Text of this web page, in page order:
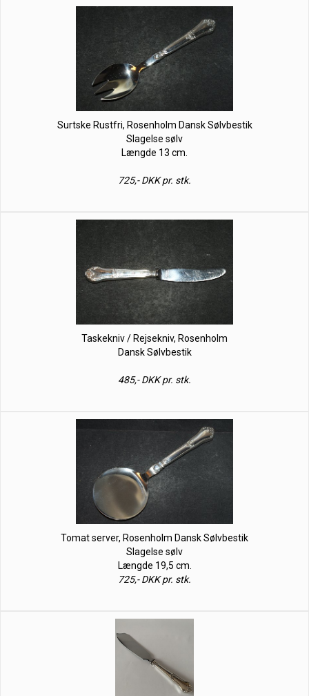
Surtske Rustfri, Rosenholm Dansk Sølvbestik
Slagelse sølv
Længde 13 cm.
725,- DKK pr. stk.
Taskekniv / Rejsekniv, Rosenholm
Dansk Sølvbestik
485,- DKK pr. stk.
Tomat server, Rosenholm Dansk Sølvbestik
Slagelse sølv
Længde 19,5 cm.
725,- DKK pr. stk.